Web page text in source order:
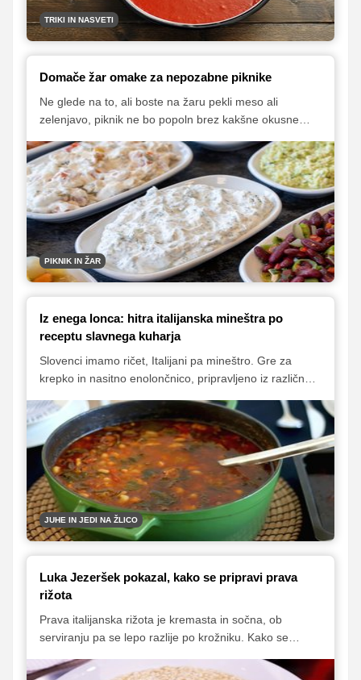
TRIKI IN NASVETI
Domače žar omake za nepozabne piknike
Ne glede na to, ali boste na žaru pekli meso ali
zelenjavo, piknik ne bo popoln brez kakšne okusne
nujno, da je to ravno t. i. žar ali BBQ omaka. Zbrali smo
nekaj receptov za omake, ki so enostavne za pripravo,
a bodo vašim piknikom dodale piko na i.
PIKNIK IN ŽAR
Iz enega lonca: hitra italijanska mineštra po
receptu slavnega kuharja
Slovenci imamo ričet, Italijani pa mineštro. Gre za
krepko in nasitno enolončnico, pripravljeno iz različne
času pri roki. Poleg zelenjave so za pripravo dobre
mineštre potrebne tudi drobne testenine in fižol,
okusno enolončnico pa si lahko skuhamo tudi vnaprej,
saj bo naslednji dan še boljšega okusa. Predstavljamo
vam recept priljubljenega kuharja Jamieja Oliverja, ki
sicer vsebuje tudi dodatek slanine, a jo lahko mirno
izpustite in okusno italijansko enolončnico pripravite v
povsem brezmesni različici.
JUHE IN JEDI NA ŽLICO
Luka Jezeršek pokazal, kako se pripravi prava
rižota
Prava italijanska rižota je kremasta in sočna, ob
serviranju pa se lepo razlije po krožniku. Kako se
gledalcem MasterChef Slovenija pokazal Luka